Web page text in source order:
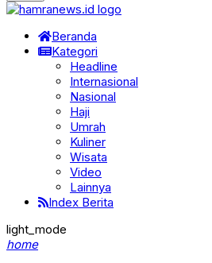
Beranda
Kategori
Headline
Internasional
Nasional
Haji
Umrah
Kuliner
Wisata
Video
Lainnya
Index Berita
light_mode
home